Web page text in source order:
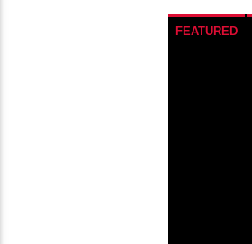
FEATURED